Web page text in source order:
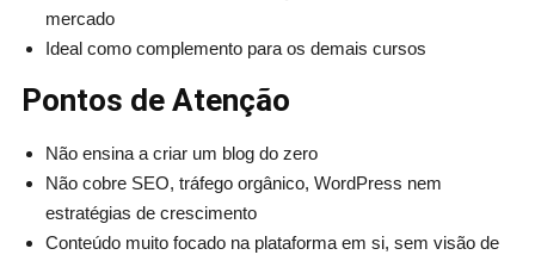
mercado
Ideal como complemento para os demais cursos
Pontos de Atenção
Não ensina a criar um blog do zero
Não cobre SEO, tráfego orgânico, WordPress nem
estratégias de crescimento
Conteúdo muito focado na plataforma em si, sem visão de